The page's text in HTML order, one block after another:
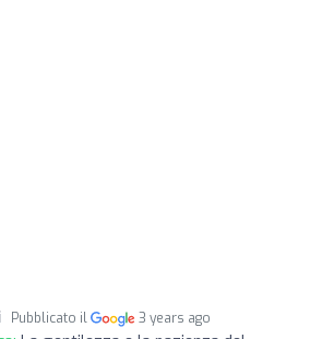
Pubblicato il 3 years ago